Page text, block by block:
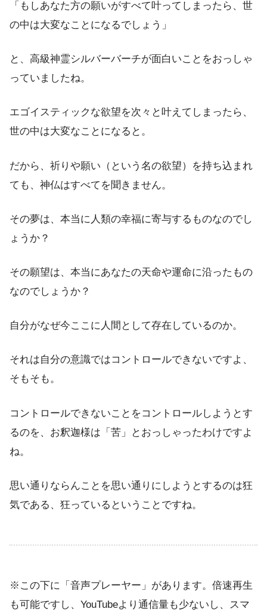
「もしあなた方の願いがすべて叶ってしまったら、世
の中は大変なことになるでしょう」
と、高級神霊シルバーバーチが面白いことをおっしゃ
っていましたね。
エゴイスティックな欲望を次々と叶えてしまったら、
世の中は大変なことになると。
だから、祈りや願い（という名の欲望）を持ち込まれ
ても、神仏はすべてを聞きません。
その夢は、本当に人類の幸福に寄与するものなのでし
ょうか？
その願望は、本当にあなたの天命や運命に沿ったもの
なのでしょうか？
自分がなぜ今ここに人間として存在しているのか。
それは自分の意識ではコントロールできないですよ、
そもそも。
コントロールできないことをコントロールしようとす
るのを、お釈迦様は「苦」とおっしゃったわけですよ
ね。
思い通りならんことを思い通りにしようとするのは狂
気である、狂っているということですね。
※この下に「音声プレーヤー」があります。倍速再生
も可能ですし、YouTubeより通信量も少ないし、スマ